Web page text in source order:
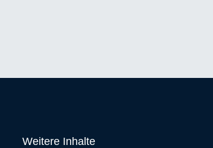
Weitere Inhalte